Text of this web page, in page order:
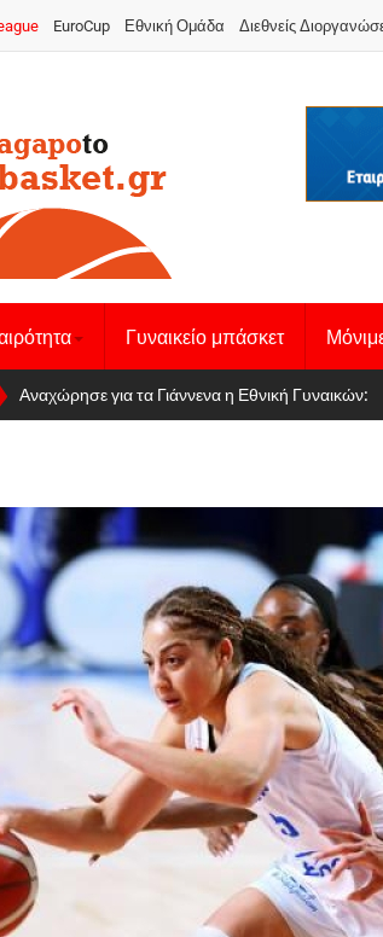
EuroCup Εθνική Ομάδα Διεθνείς
Γυναικείο μπάσκετ
Οι Πάνθηρες Καβάλας στην Women Basketball
Αναχώρησε για τα Γιάννενα η Εθνική Γυναικών: